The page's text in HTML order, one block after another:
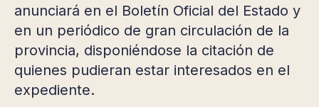
anunciará en el Boletín Oficial del Estado y
en un periódico de gran circulación de la
provincia, disponiéndose la citación de
quienes pudieran estar interesados en el
expediente.